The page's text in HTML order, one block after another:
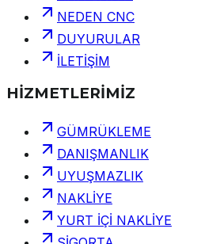
NEDEN CNC
DUYURULAR
İLETİŞİM
HİZMETLERİMİZ
GÜMRÜKLEME
DANIŞMANLIK
UYUŞMAZLIK
NAKLİYE
YURT İÇİ NAKLİYE